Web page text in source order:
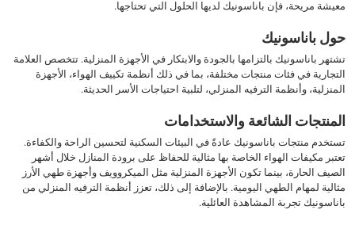
معيشة مريحة، فإن باناسونيك لديها الحلول التي تحتاجها.
حول باناسونيك
تشتهر باناسونيك بالتزامها بالجودة والابتكار في الأجهزة المنزلية. تتخصص العلامة
التجارية في فئات منتجات مختلفة، بما في ذلك أنظمة تكييف الهواء، الأجهزة
المنزلية، وأنظمة الترفيه المنزلي، لتلبية احتياجات الأسر الحديثة.
المنتجات الشائعة والاستخدامات
تستخدم منتجات باناسونيك عادةً في البيئات السكنية لتحسين الراحة والكفاءة.
تعتبر مكيفات الهواء الخاصة بها مثالية للحفاظ على برودة المنازل خلال أشهر
الصيف الحارة، بينما تكون الأجهزة المنزلية مثل الميكروويف وأجهزة طهي الأرز
مثالية لمهام الطهي اليومية. بالإضافة إلى ذلك، تعزز أنظمة الترفيه المنزلي من
باناسونيك تجربة المشاهدة العائلية.